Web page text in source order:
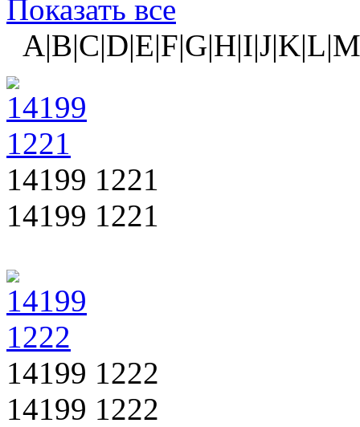
Показать все
14199 1221
14199 1221
14199 1222
14199 1222